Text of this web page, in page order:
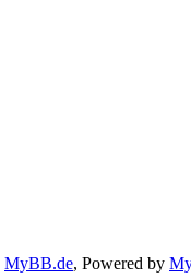
MyBB.de, Powered by